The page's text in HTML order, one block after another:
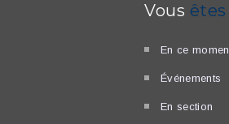
Vous
En ce
Événements
En section